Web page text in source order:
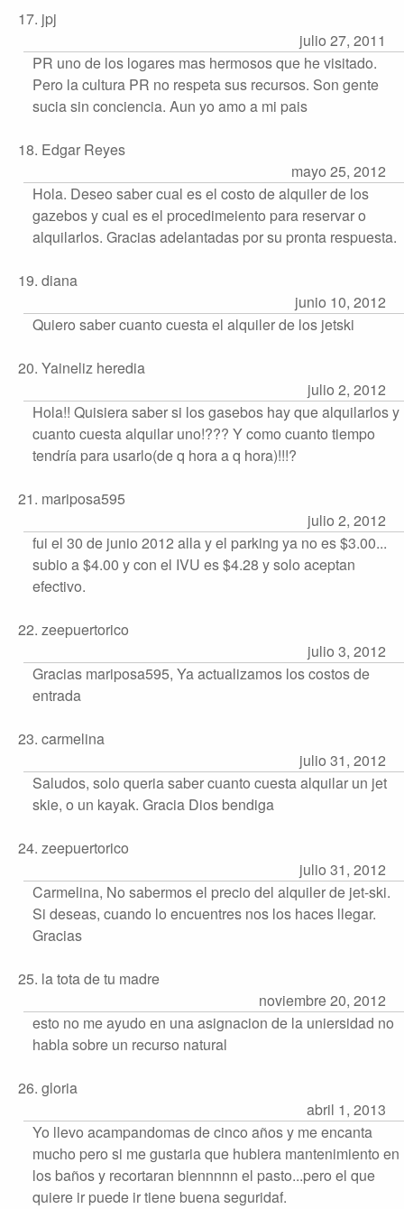
17. jpj
julio 27, 2011
PR uno de los logares mas hermosos que he visitado.
Pero la cultura PR no respeta sus recursos. Son gente
sucia sin conciencia. Aun yo amo a mi pais
18. Edgar Reyes
mayo 25, 2012
Hola. Deseo saber cual es el costo de alquiler de los
gazebos y cual es el procedimeiento para reservar o
alquilarlos. Gracias adelantadas por su pronta respuesta.
19. diana
junio 10, 2012
Quiero saber cuanto cuesta el alquiler de los jetski
20. Yaineliz heredia
julio 2, 2012
Hola!! Quisiera saber si los gasebos hay que alquilarlos y
cuanto cuesta alquilar uno!??? Y como cuanto tiempo
tendría para usarlo(de q hora a q hora)!!!?
21. mariposa595
julio 2, 2012
fui el 30 de junio 2012 alla y el parking ya no es $3.00...
subio a $4.00 y con el IVU es $4.28 y solo aceptan
efectivo.
22. zeepuertorico
julio 3, 2012
Gracias mariposa595, Ya actualizamos los costos de
entrada
23. carmelina
julio 31, 2012
Saludos, solo queria saber cuanto cuesta alquilar un jet
skie, o un kayak. Gracia Dios bendiga
24. zeepuertorico
julio 31, 2012
Carmelina, No sabermos el precio del alquiler de jet-ski.
Si deseas, cuando lo encuentres nos los haces llegar.
Gracias
25. la tota de tu madre
noviembre 20, 2012
esto no me ayudo en una asignacion de la uniersidad no
habla sobre un recurso natural
26. gloria
abril 1, 2013
Yo llevo acampandomas de cinco años y me encanta
mucho pero si me gustaria que hubiera mantenimiento en
los baños y recortaran biennnnn el pasto...pero el que
quiere ir puede ir tiene buena seguridaf.